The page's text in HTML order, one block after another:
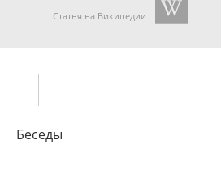
Статья на Википедии
Беседы